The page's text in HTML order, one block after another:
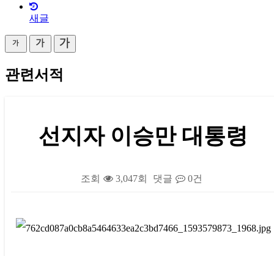
새글
관련서적
선지자 이승만 대통령
조회 3,047회 댓글 0건
본문